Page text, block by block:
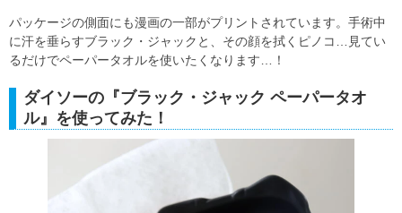
パッケージの側面にも漫画の一部がプリントされています。手術中
に汗を垂らすブラック・ジャックと、その顔を拭くピノコ…見てい
るだけでペーパータオルを使いたくなります…！
ダイソーの『ブラック・ジャック ペーパータオ
ル』を使ってみた！